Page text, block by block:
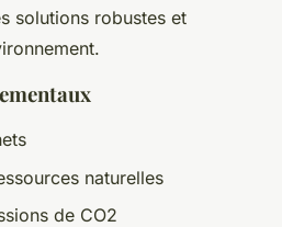
solutions robustes et
naturelles
de CO2